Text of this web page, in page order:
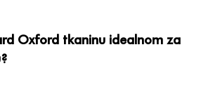
Oxford tkaninu idealnom za